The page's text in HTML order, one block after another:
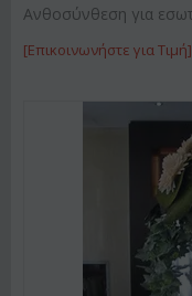
Ανθοσύνθεση για
[Επικοινωνήστε για Τιμή]